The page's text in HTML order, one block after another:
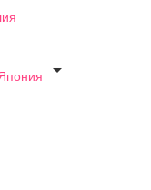
